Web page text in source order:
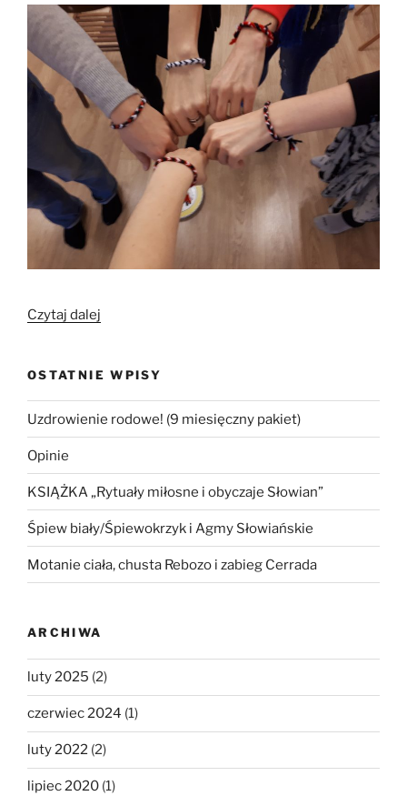
Czytaj dalej
Poznaniu
z
okazji
OSTATNIE WPISY
Uzdrowienie rodowe! (9 miesięczny pakiet)
Opinie
KSIĄŻKA „Rytuały miłosne i obyczaje Słowian”
Śpiew biały/Śpiewokrzyk i Agmy Słowiańskie
Motanie ciała, chusta Rebozo i zabieg Cerrada
ARCHIWA
luty 2025 (2)
czerwiec 2024 (1)
luty 2022 (2)
lipiec 2020 (1)